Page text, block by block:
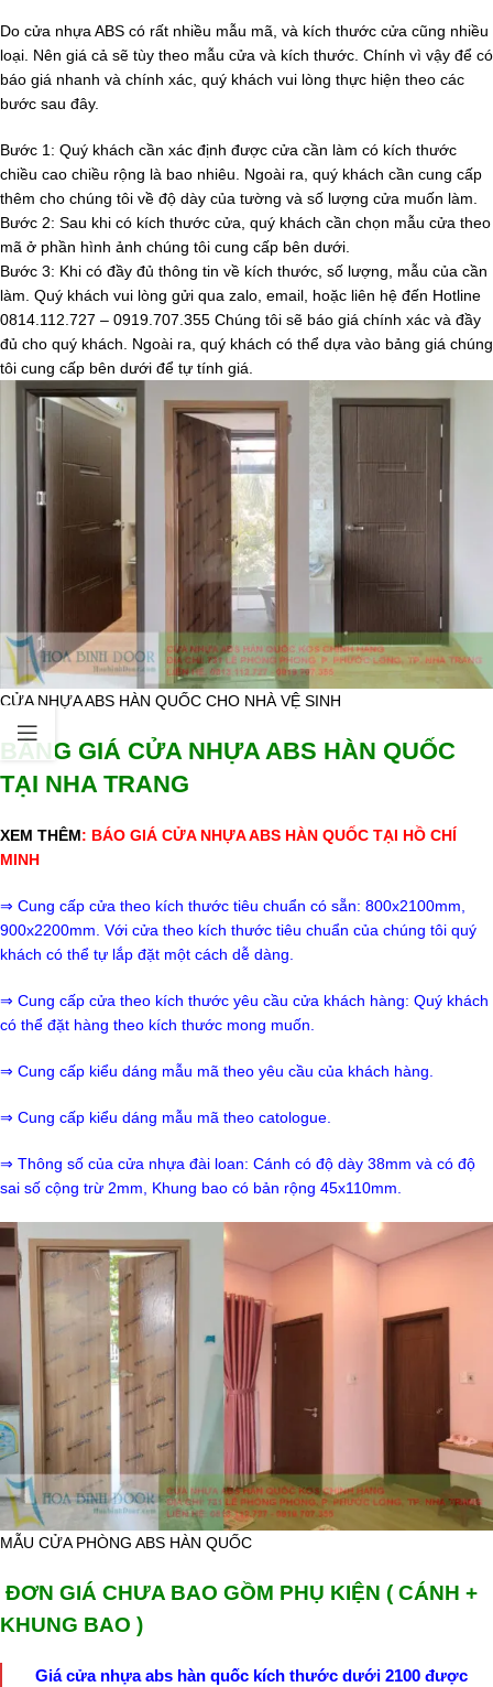
Do cửa nhựa ABS có rất nhiều mẫu mã, và kích thước cửa cũng nhiều
loại. Nên giá cả sẽ tùy theo mẫu cửa và kích thước. Chính vì vậy để có
báo giá nhanh và chính xác, quý khách vui lòng thực hiện theo các
bước sau đây.
Bước 1: Quý khách cần xác định được cửa cần làm có kích thước
chiều cao chiều rộng là bao nhiêu. Ngoài ra, quý khách cần cung cấp
thêm cho chúng tôi về độ dày của tường và số lượng cửa muốn làm.
Bước 2: Sau khi có kích thước cửa, quý khách cần chọn mẫu cửa theo
mã ở phần hình ảnh chúng tôi cung cấp bên dưới.
Bước 3: Khi có đầy đủ thông tin về kích thước, số lượng, mẫu của cần
làm. Quý khách vui lòng gửi qua zalo, email, hoặc liên hệ đến Hotline
0814.112.727 – 0919.707.355 Chúng tôi sẽ báo giá chính xác và đầy
đủ cho quý khách. Ngoài ra, quý khách có thể dựa vào bảng giá chúng
tôi cung cấp bên dưới để tự tính giá.
CỬA NHỰA ABS HÀN QUỐC CHO NHÀ VỆ SINH
BẢNG GIÁ CỬA NHỰA ABS HÀN QUỐC
TẠI NHA TRANG
XEM THÊM: BÁO GIÁ CỬA NHỰA ABS HÀN QUỐC TẠI HỒ CHÍ
MINH
⇒ Cung cấp cửa theo kích thước tiêu chuẩn có sẵn: 800x2100mm,
900x2200mm. Với cửa theo kích thước tiêu chuẩn của chúng tôi quý
khách có thể tự lắp đặt một cách dễ dàng.
⇒ Cung cấp cửa theo kích thước yêu cầu cửa khách hàng: Quý khách
có thể đặt hàng theo kích thước mong muốn.
⇒ Cung cấp kiểu dáng mẫu mã theo yêu cầu của khách hàng.
⇒ Cung cấp kiểu dáng mẫu mã theo catologue.
⇒ Thông số của cửa nhựa đài loan: Cánh có độ dày 38mm và có độ
sai số cộng trừ 2mm, Khung bao có bản rộng 45x110mm.
MẪU CỬA PHÒNG ABS HÀN QUỐC
ĐƠN GIÁ CHƯA BAO GỒM PHỤ KIỆN ( CÁNH +
KHUNG BAO )
Giá cửa nhựa abs hàn quốc kích thước dưới 2100 được